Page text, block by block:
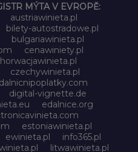
MÝTA V EVROPĚ:
austriawinieta.pl
bilety-autostradowe.pl
bulgariawinieta.pl
cenawiniety.pl
czechywinieta.pl
dalnicnipoplatky.com
digital-vignette.de
edalnice.org
estoniawinieta.pl
ewinieta.pl
info365.pl
litwawinieta.pl